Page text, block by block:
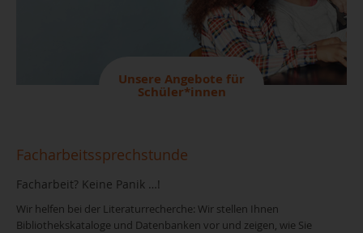
Unsere Angebote für
Schüler*innen
Facharbeitssprechstunde
Facharbeit? Keine Panik …!
Wir helfen bei der Literaturrecherche: Wir stellen Ihnen
Bibliothekskataloge und Datenbanken vor und zeigen, wie Sie